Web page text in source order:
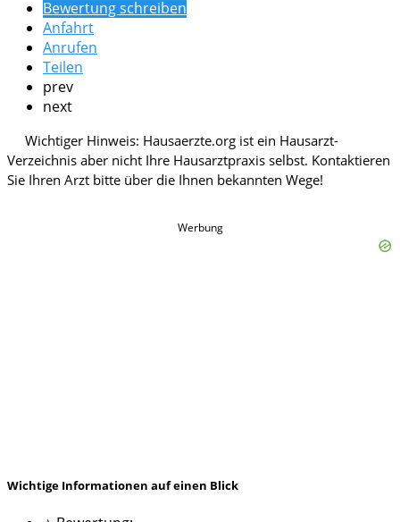
Bewertung schreiben
Anfahrt
Anrufen
Teilen
prev
next
Werbung
Wichtige Informationen auf einen Blick